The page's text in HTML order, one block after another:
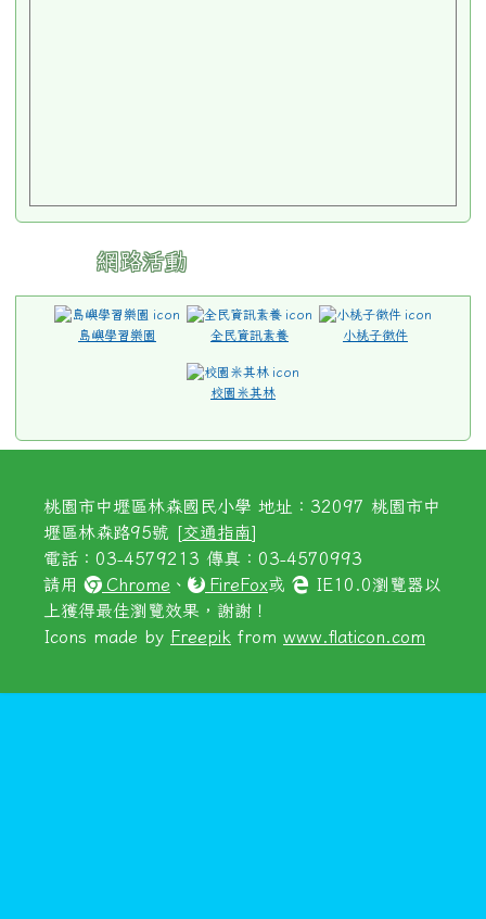
網路活動
島嶼學習樂園 全民資訊素養 小桃子徵件
校園米其林
桃園市中壢區林森國民小學 地址：32097 桃園市中
壢區林森路95號 [交通指南]
電話：03-4579213 傳真：03-4570993
請用
Chrome 、 FireFox或
IE10.0瀏覽器以
上獲得最佳瀏覽效果，謝謝！
Icons made by Freepik from www.flaticon.com